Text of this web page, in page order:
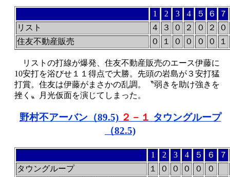
1 2 3 4 ５ ６
７
リスト
４ ３ ０ ２ ０ ２
０
住友不動産販売
０ １ ０ ０ ０ ０ １
リストの打線が爆発、住友不動産販売のエース伊藤に
10安打を浴びせ１１得点で大勝。先頭の岩島が３安打猛
打賞。住友は伊藤がまさかの乱調。〝弱きを助け強きを
挫く〟月光仮面を演じてしまった。
野村不アーバン（89.5) ２－１ タウングループ
（82.5)
1 2 3 4 ５ ６
７
タウングループ
１ ０ ０ ０ ０
０